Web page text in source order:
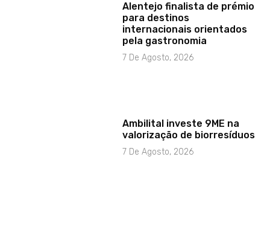
Alentejo finalista de prémio
para destinos
internacionais orientados
pela gastronomia
7 De Agosto, 2026
Ambilital investe 9ME na
valorização de biorresíduos
7 De Agosto, 2026